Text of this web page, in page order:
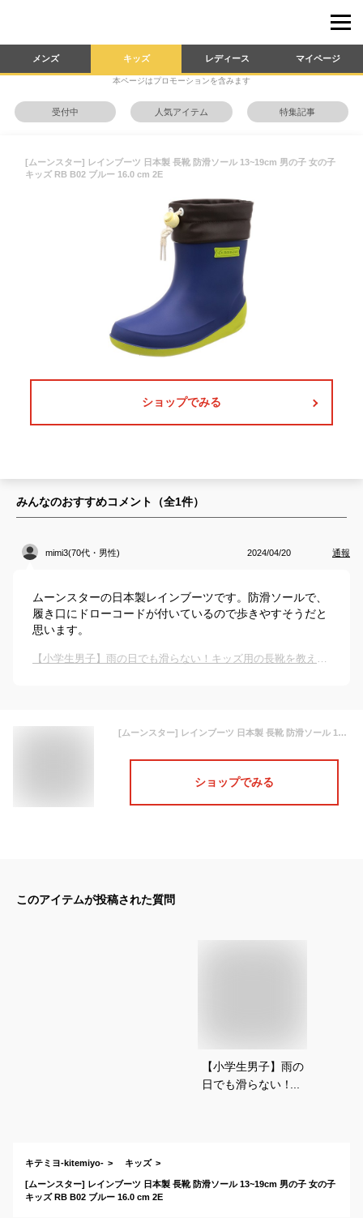
メンズ キッズ レディース マイページ
本ページはプロモーションを含みます
受付中 人気アイテム 特集記事
[ムーンスター] レインブーツ 日本製 長靴 防滑ソール 13~19cm 男の子 女の子
キッズ RB B02 ブルー 16.0 cm 2E
ショップでみる
みんなのおすすめコメント（全1件）
mimi3(70代・男性) 2024/04/20 通報
ムーンスターの日本製レインブーツです。防滑ソールで、
履き口にドローコードが付いているので歩きやすそうだと
思います。
【小学生男子】雨の日でも滑らない！キッズ用の長靴を教えて下さい。
[ムーンスター] レインブーツ 日本製 長靴 防滑ソール 13~19cm 男の子 女の子 キッズ RB B02 ブルー 16.0 cm 2E
ショップでみる
このアイテムが投稿された質問
【小学生男子】雨の
日でも滑らない！キ
キテミヨ-kitemiyo- キッズ
[ムーンスター] レインブーツ 日本製 長靴 防滑ソール 13~19cm 男の子 女の子
キッズ RB B02 ブルー 16.0 cm 2E